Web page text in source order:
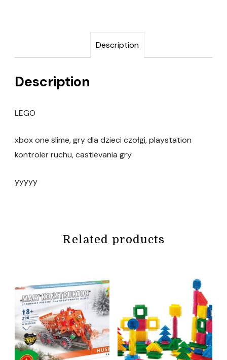
Description
Description
LEGO
xbox one slime, gry dla dzieci czołgi, playstation
kontroler ruchu, castlevania gry
yyyyy
Related products